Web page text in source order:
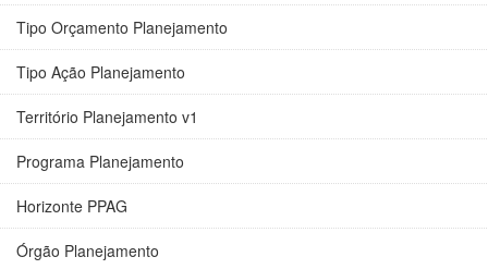
Tipo Orçamento Planejamento
Tipo Ação Planejamento
Território Planejamento v1
Programa Planejamento
Horizonte PPAG
Órgão Planejamento